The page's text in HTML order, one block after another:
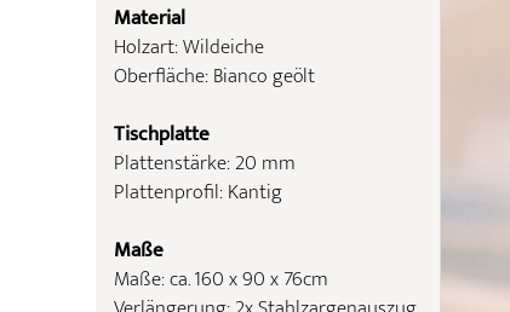
Material
Holzart: Wildeiche
Oberfläche: Bianco geölt
Tischplatte
Plattenstärke: 20 mm
Plattenprofil: Kantig
Maße
Maße: ca. 160 x 90 x 76cm